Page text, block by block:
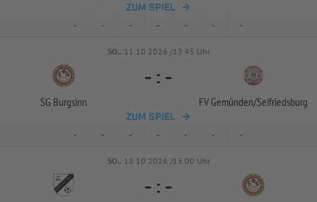
ZUM SPIEL
- - - - - - -
SO.. 11.10.2026 /13:45 Uhr
SG Burgsinn
- : -
FV Gemünden/Seifriedsburg
ZUM SPIEL
- - - - - - -
SO.. 18.10.2026 /13:00 Uhr
- : -